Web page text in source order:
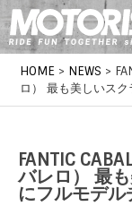
HOME > NEWS >
ロ） 最も美しいス
FANTIC
バレロ） 最
にフルモデル